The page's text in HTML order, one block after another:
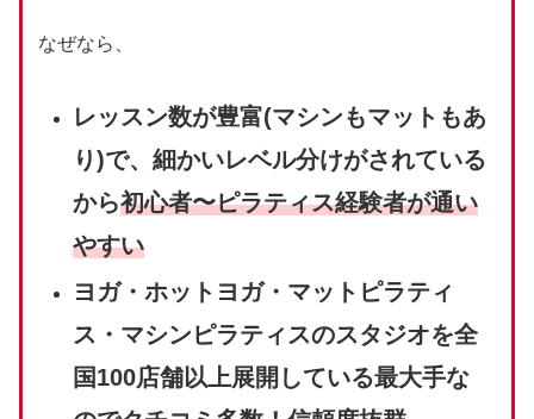
なぜなら、
レッスン数が豊富(マシンもマットもあ
り)で、細かいレベル分けがされている
から初心者〜ピラティス経験者が通い
やすい
ヨガ・ホットヨガ・マットピラティ
ス・マシンピラティスのスタジオを全
国100店舗以上展開している最大手な